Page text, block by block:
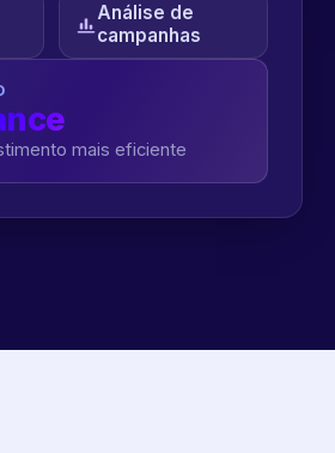
Análise de
campanhas
mais eficiente